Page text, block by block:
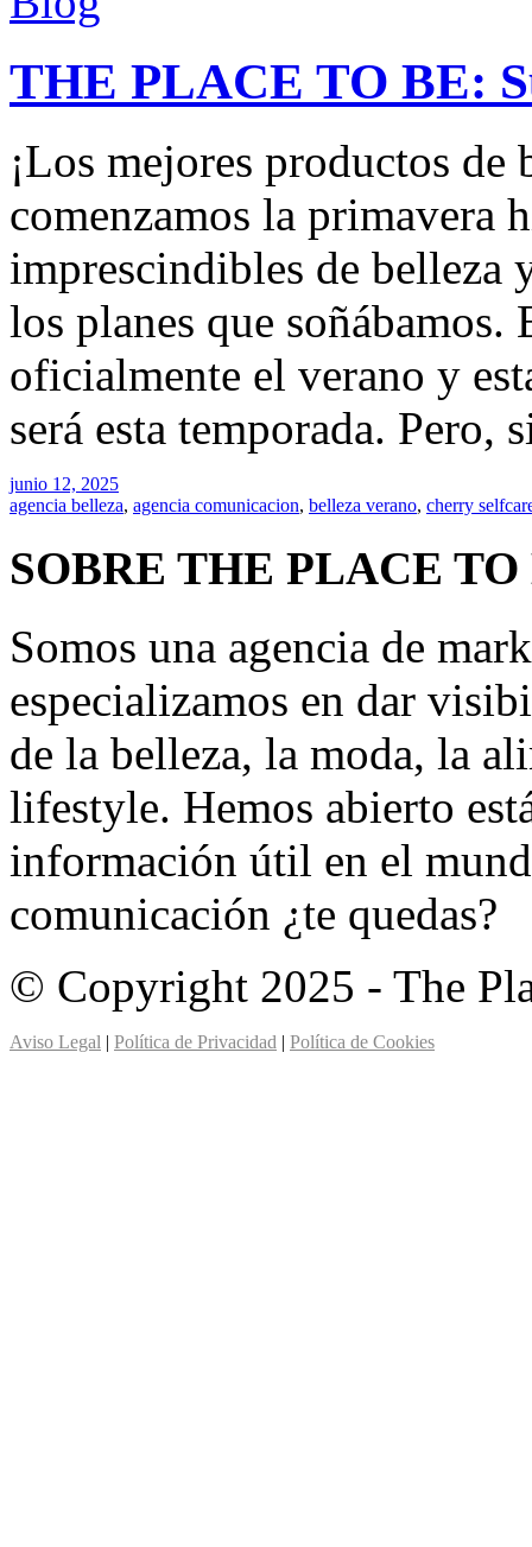
THE PLACE TO BE:
¡Los mejores productos
comenzamos la primavera
imprescindibles de belleza
los planes que
oficialmente el verano y
será esta temporada. Pero,
junio 12, 2025
agencia belleza, agencia comunicacion, belleza verano, cherry
SOBRE THE PLACE TO
Somos una agencia de
especializamos en dar
de la belleza, la moda, la
lifestyle. Hemos abierto
información útil en el
comunicación ¿te quedas?
© Copyright 2025 - The
Aviso Legal | Política de Privacidad | Política de Cookies